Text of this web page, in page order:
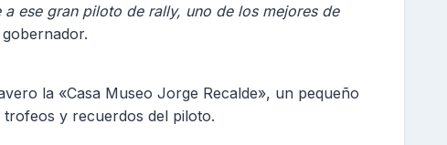
a ese gran piloto de rally, uno de los mejores de
la «Casa Museo Jorge Recalde», un pequeño
y recuerdos del piloto.